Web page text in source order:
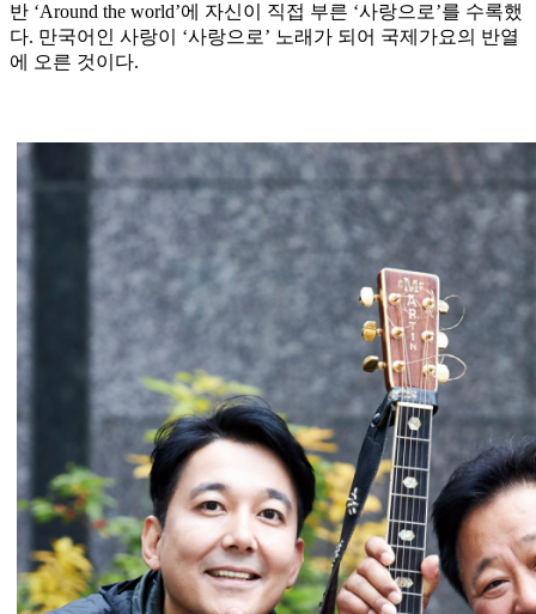
반 ‘Around the world’에 자신이 직접 부른 ‘사랑으로’를 수록했
다. 만국어인 사랑이 ‘사랑으로’ 노래가 되어 국제가요의 반열
에 오른 것이다.